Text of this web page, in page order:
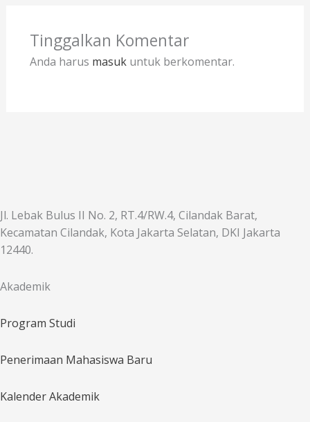
Tinggalkan Komentar
Anda harus masukuntuk berkomentar.
Jl. Lebak Bulus II No. 2, RT.4/RW.4, Cilandak Barat,
Kecamatan Cilandak, Kota Jakarta Selatan, DKI Jakarta
12440.
Akademik
Program Studi
Penerimaan Mahasiswa Baru
Kalender Akademik